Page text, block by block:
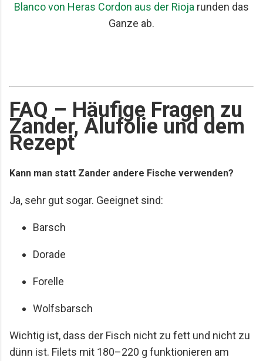
Blanco von Heras Cordon aus der Rioja runden das
Ganze ab.
FAQ – Häufige Fragen zu
Zander, Alufolie und dem
Rezept
Kann man statt Zander andere Fische verwenden?
Ja, sehr gut sogar. Geeignet sind:
Barsch
Dorade
Forelle
Wolfsbarsch
Wichtig ist, dass der Fisch nicht zu fett und nicht zu
dünn ist. Filets mit 180–220 g funktionieren am